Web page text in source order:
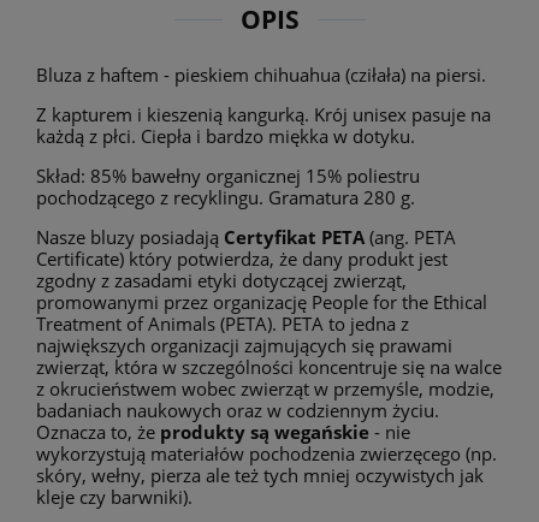
OPIS
Bluza z haftem - pieskiem chihuahua (cziłała) na piersi.
Z kapturem i kieszenią kangurką. Krój unisex pasuje na
każdą z płci. Ciepła i bardzo miękka w dotyku.
Skład: 85% bawełny organicznej 15% poliestru
pochodzącego z recyklingu. Gramatura 280 g.
Nasze bluzy posiadają Certyfikat PETA (ang. PETA
Certificate) który potwierdza, że dany produkt jest
zgodny z zasadami etyki dotyczącej zwierząt,
promowanymi przez organizację People for the Ethical
Treatment of Animals (PETA). PETA to jedna z
największych organizacji zajmujących się prawami
zwierząt, która w szczególności koncentruje się na walce
z okrucieństwem wobec zwierząt w przemyśle, modzie,
badaniach naukowych oraz w codziennym życiu.
Oznacza to, że produkty są wegańskie - nie
wykorzystują materiałów pochodzenia zwierzęcego (np.
skóry, wełny, pierza ale też tych mniej oczywistych jak
kleje czy barwniki).